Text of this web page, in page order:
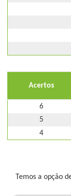
Acertos
6
5
4
Temos a opção